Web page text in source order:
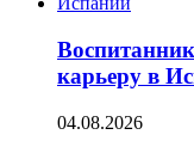
карьеру в
04.08.2026